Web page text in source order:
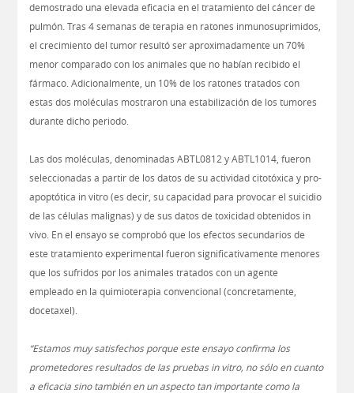
demostrado una elevada eficacia en el tratamiento del cáncer de
pulmón. Tras 4 semanas de terapia en ratones inmunosuprimidos,
el crecimiento del tumor resultó ser aproximadamente un 70%
menor comparado con los animales que no habían recibido el
fármaco. Adicionalmente, un 10% de los ratones tratados con
estas dos moléculas mostraron una estabilización de los tumores
durante dicho periodo.
Las dos moléculas, denominadas ABTL0812 y ABTL1014, fueron
seleccionadas a partir de los datos de su actividad citotóxica y pro-
apoptótica in vitro (es decir, su capacidad para provocar el suicidio
de las células malignas) y de sus datos de toxicidad obtenidos in
vivo. En el ensayo se comprobó que los efectos secundarios de
este tratamiento experimental fueron significativamente menores
que los sufridos por los animales tratados con un agente
empleado en la quimioterapia convencional (concretamente,
docetaxel).
“Estamos muy satisfechos porque este ensayo confirma los
prometedores resultados de las pruebas in vitro, no sólo en cuanto
a eficacia sino también en un aspecto tan importante como la